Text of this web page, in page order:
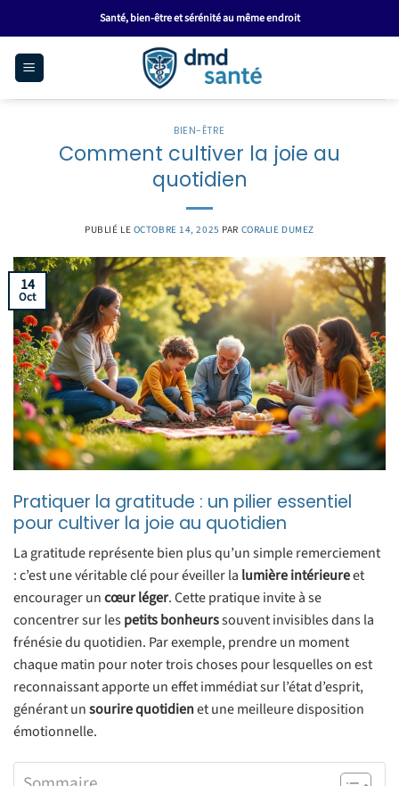
au
contenu
Santé, bien-être et sérénité au même endroit
BIEN-ÊTRE
Comment cultiver la joie au
quotidien
PUBLIÉ LE OCTOBRE 14, 2025 PAR CORALIE DUMEZ
14
Oct
Pratiquer la gratitude : un pilier essentiel
pour cultiver la joie au quotidien
La gratitude représente bien plus qu’un simple remerciement
: c’est une véritable clé pour éveiller la lumière intérieureet
encourager uncœur léger. Cette pratique invite à se
concentrer sur lespetits bonheurssouvent invisibles dans la
frénésie du quotidien. Par exemple, prendre un moment
chaque matin pour noter trois choses pour lesquelles on est
reconnaissant apporte un effet immédiat sur l’état d’esprit,
générant unsourire quotidienet une meilleure disposition
émotionnelle.